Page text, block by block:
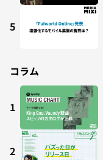
5
コラム
1
2